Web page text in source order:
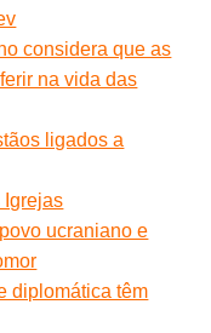
considera que as
na vida das
ligados a
Igrejas
ucraniano e
diplomática têm